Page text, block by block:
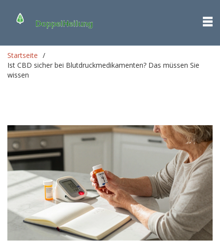
Startseite
Ist CBD sicher bei Blutdruckmedikamenten? Das müssen Sie
wissen